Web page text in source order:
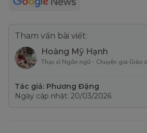
Tham vấn bài viết:
Hoàng Mỹ Hạnh
Thạc sĩ Ngôn ngữ - Chuyên gia Giáo
Tác giả: Phương Đặng
Ngày cập nhật: 20/03/2026